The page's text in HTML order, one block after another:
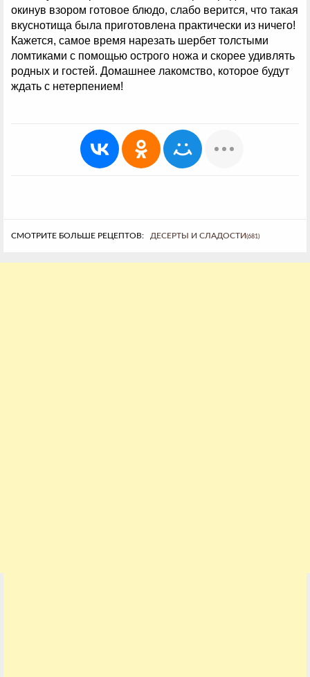
окинув взором готовое блюдо, слабо верится, что такая
вкуснотища была приготовлена практически из ничего!
Кажется, самое время нарезать шербет толстыми
ломтиками с помощью острого ножа и скорее удивлять
родных и гостей. Домашнее лакомство, которое будут
ждать с нетерпением!
СМОТРИТЕ БОЛЬШЕ РЕЦЕПТОВ: ДЕСЕРТЫ И СЛАДОСТИ(681)